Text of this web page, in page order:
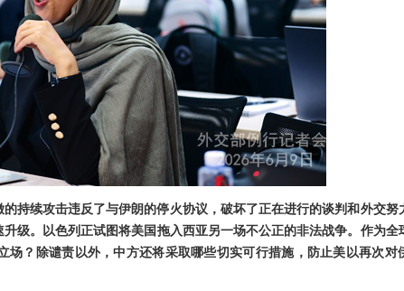
持续攻击违反了与伊朗的停火协议，破坏了正在进行的谈判和外交努
级。以色列正试图将美国拖入西亚另一场不公正的非法战争。作为全
？除谴责以外，中方还将采取哪些切实可行措施，防止美以再次对